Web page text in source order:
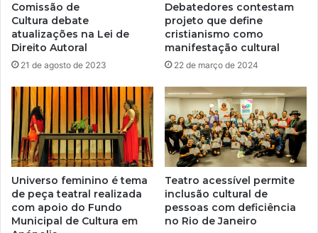
Comissão de
Cultura debate
atualizações na Lei de
Direito Autoral
21 de agosto de 2023
Debatedores contestam
projeto que define
cristianismo como
manifestação cultural
22 de março de 2024
Universo feminino é tema
de peça teatral realizada
com apoio do Fundo
Municipal de Cultura em
Teatro acessível permite
inclusão cultural de
pessoas com deficiência
no Rio de Janeiro